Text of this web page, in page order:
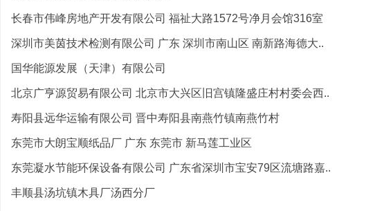
长春市伟峰房地产开发有限公司 福祉大路1572号净月会馆316室
深圳市美茵技术检测有限公司 广东 深圳市南山区 南新路海德大..
国华能源发展（天津）有限公司
北京广亨源贸易有限公司 北京市大兴区旧宫镇隆盛庄村村委会西..
寿阳县远华运输有限公司 晋中寿阳县南燕竹镇南燕竹村
东莞市大朗宝顺纸品厂 广东 东莞市 新马莲工业区
东莞凝水节能环保设备有限公司 广东省深圳市宝安79区流塘路嘉..
丰顺县汤坑镇木具厂汤西分厂